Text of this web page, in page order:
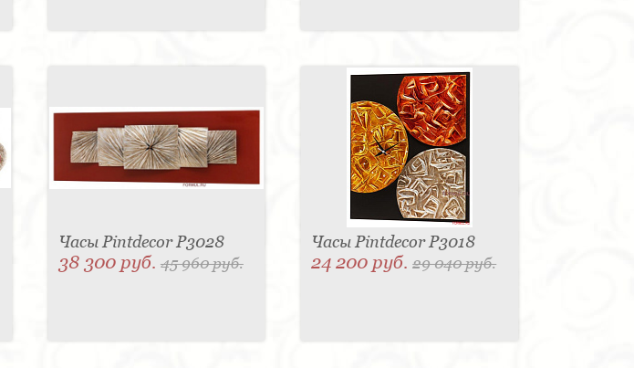
Часы Pintdecor P3028
38 300 руб. 45 960 руб.
Часы Pintdecor P3018
24 200 руб.29 040 руб.